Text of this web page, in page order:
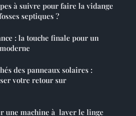
à suivre pour faire la vidange
septiques ?
: la touche finale pour un
des panneaux solaires :
votre retour sur
une machine à laver le linge